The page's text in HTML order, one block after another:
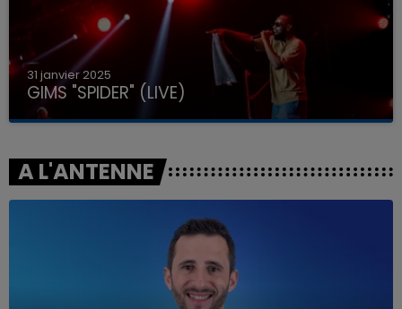
31 janvier 2025
GIMS "SPIDER" (LIVE)
A L'ANTENNE